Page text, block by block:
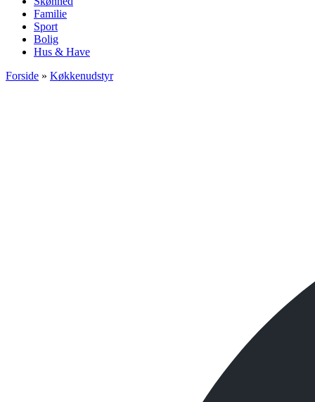
Familie
Sport
Bolig
Hus & Have
Forside » Køkkenudstyr